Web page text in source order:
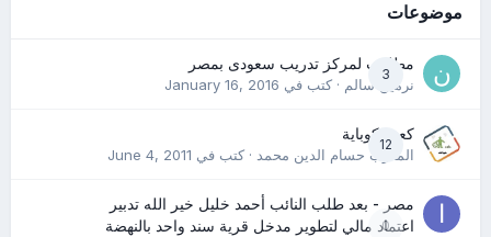
موضوعات
3
مطلوب لمركز تدريب سعودى بمصر
نرمين سالم· كتب في January 16, 2016
12
كعب كوباية
المدرب حسام الدين محمد· كتب في June 4, 2011
0
مصر - بعد طلب النائب أحمد خليل خير الله تدبير
اعتماد مالي لتطوير مدخل قرية سند واحد بالنهضة